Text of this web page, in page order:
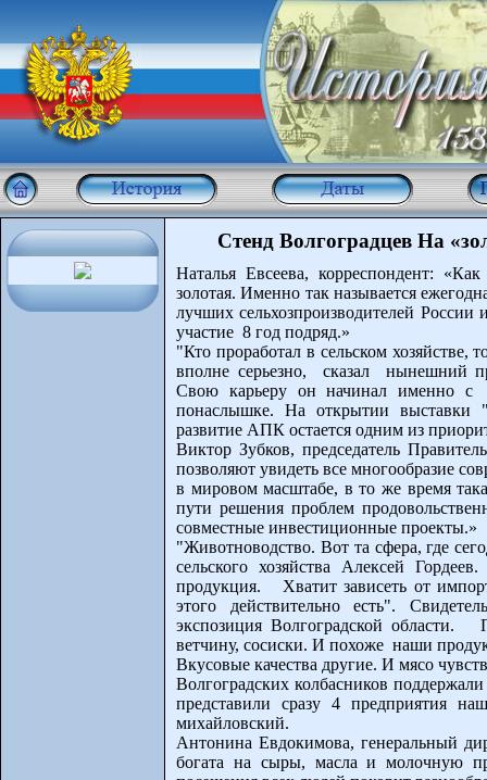
Стенд Волгоградцев На
Наталья Евсеева, корреспондент:
золотая. Именно так называется
лучших сельхозпроизводителей России
участие 8 год подряд.»
"Кто проработал в сельском
вполне серьезно, сказал нынешний
Свою карьеру он начинал именно с
понаслышке. На открытии выставки
развитие АПК остается одним из
Виктор Зубков, председатель
позволяют увидеть все многообразие
в мировом масштабе, в то же время
пути решения проблем
совместные инвестиционные проекты.»
"Животноводство. Вот та сфера, где
сельского хозяйства Алексей
продукция. Хватит зависеть от
этого действительно есть".
экспозиция Волгоградской области.
ветчину, сосиски. И похоже наши
Вкусовые качества другие. И мясо
Волгоградских колбасников
представили сразу 4 предприятия
михайловский.
Антонина Евдокимова, генеральный
богата на сыры, масла и молочную